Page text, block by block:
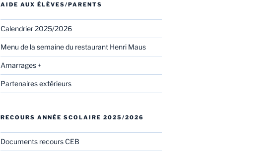
AIDE AUX ÉLÈVES/PARENTS
Calendrier 2025/2026
Menu de la semaine du restaurant Henri Maus
Amarrages +
Partenaires extérieurs
RECOURS ANNÉE SCOLAIRE 2025/2026
Documents recours CEB